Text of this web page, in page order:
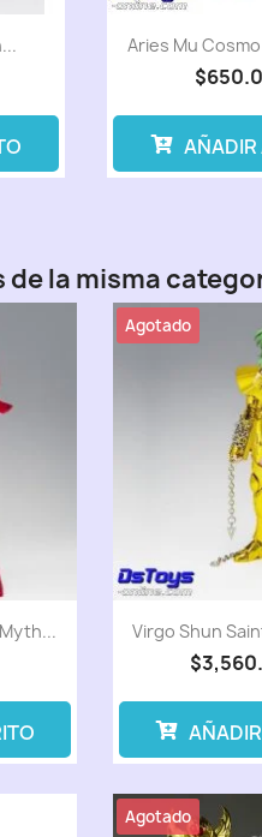
Aries Mu
AÑADIR
la misma
Virgo Shun
Agotado
Agotado